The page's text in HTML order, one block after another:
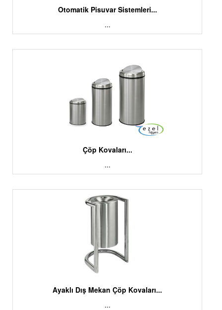
Otomatik Pisuvar Sistemleri...
...
Çöp Kovaları...
...
Ayaklı Dış Mekan Çöp Kovaları...
...